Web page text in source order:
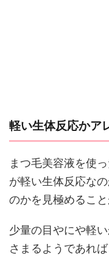
軽い生体反応かア
まつ毛美容液を使
が軽い生体反応な
のかを見極めること
少量の目やにや軽
さまるようであれ